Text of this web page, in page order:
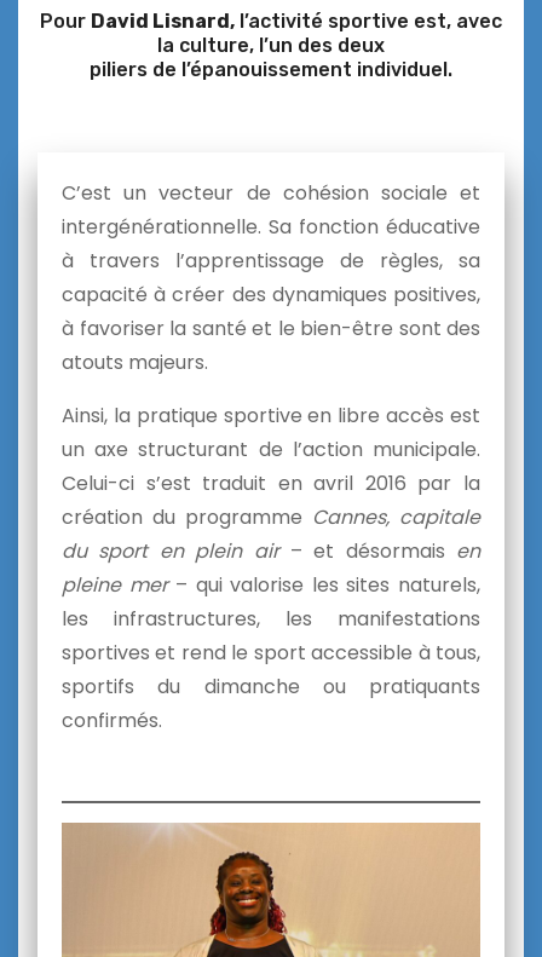
Pour David Lisnard, l’activité sportive est, avec
la culture, l’un des deux
piliers de l’épanouissement individuel.
C’est un vecteur de cohésion sociale et
intergénérationnelle. Sa fonction éducative
à travers l’apprentissage de règles, sa
capacité à créer des dynamiques positives,
à favoriser la santé et le bien-être sont des
atouts majeurs.
Ainsi, la pratique sportive en libre accès est
un axe structurant de l’action municipale.
Celui-ci s’est traduit en avril 2016 par la
création du programme Cannes, capitale
du sport en plein air– et désormais en
pleine mer– qui valorise les sites naturels,
les infrastructures, les manifestations
sportives et rend le sport accessible à tous,
sportifs du dimanche ou pratiquants
confirmés.